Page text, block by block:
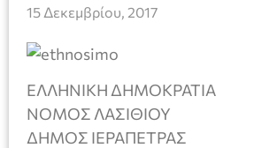
15 Δεκεμβρίου, 2017
ΕΛΛΗΝΙΚΗ ΔΗΜΟΚΡΑΤΙΑ
ΝΟΜΟΣ ΛΑΣΙΘΙΟΥ
ΔΗΜΟΣ ΙΕΡΑΠΕΤΡΑΣ